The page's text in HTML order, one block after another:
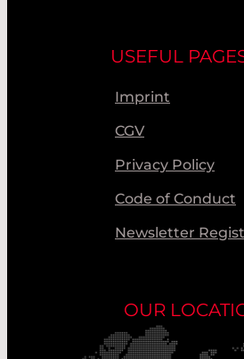
USEFUL
Imprint
CGV
Privacy Policy
Code of Conduct
Newsletter
OUR